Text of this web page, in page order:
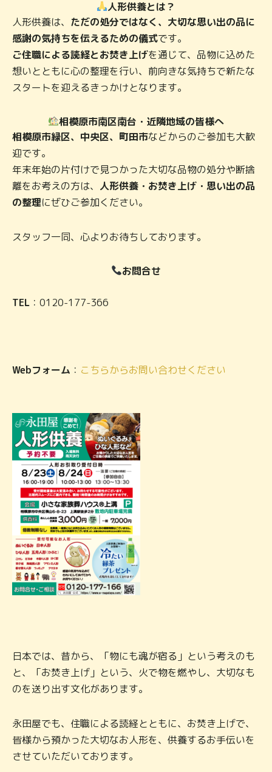
人形供養とは？
人形供養は、 ただの処分ではなく、大切な思い出の品に
感謝の気持ちを伝えるための儀式です。
ご住職による読経とお焚き上げを通じて、品物に込めた
想いとともに心の整理を行い、前向きな気持ちで新たな
スタートを迎えるきっかけとなります。
相模原市南区南台・近隣地域の皆様へ
相模原市緑区、中央区、町田市などからのご参加も大歓
迎です。
年末年始の片付けで見つかった大切な品物の処分や断捨
離をお考えの方は、 人形供養・お焚き上げ・思い出の品
の整理にぜひご参加ください。
スタッフ一同、心よりお待ちしております。
お問合せ
TEL ：0120-177-366
Webフォーム ： こちらからお問い合わせください
日本では、昔から、「物にも魂が宿る」という考えのも
と、「お焚き上げ」という、火で物を燃やし、大切なも
のを送り出す文化があります。
永田屋でも、住職による読経とともに、お焚き上げで、
皆様から預かった大切なお人形を、供養するお手伝いを
させていただいております。